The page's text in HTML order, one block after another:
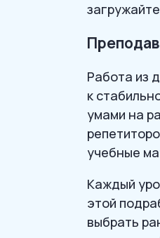
Работа из
к
умами на
учебные
Каждый
этой
выбрать